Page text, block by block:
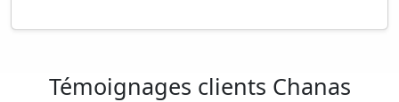
Témoignages clients Chanas